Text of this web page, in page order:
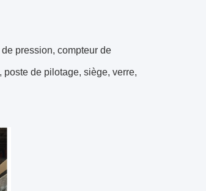
pression, compteur de
de pilotage, siège, verre,